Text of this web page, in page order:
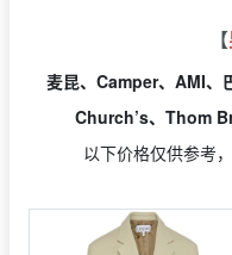
【
麦昆、Camper、AMI、
Church’s、Thom
以下价格仅供参考